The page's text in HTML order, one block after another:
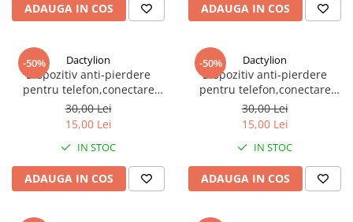
ADAUGA IN COS ADAUGA IN COS
-50% Dactylion
Dispozitiv anti-pierdere
pentru telefon,conectare
Bluetooth,Android si IOS - Roz
30,00 Lei
15,00 Lei
IN STOC
ADAUGA IN COS
-50% Dactylion
Dispozitiv anti-pierdere
pentru telefon,conectare
Bluetooth,Android si IOS -
Albastru
30,00 Lei
15,00 Lei
IN STOC
ADAUGA IN COS